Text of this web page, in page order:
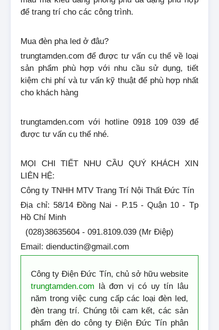
để trang trí cho các công trình.
Mua đèn pha led ở đâu?
trungtamden.com để được tư vấn cụ thể về loại
sản phẩm phù hợp với nhu cầu sử dụng, tiết
kiệm chi phí và tư vấn kỹ thuật để phù hợp nhất
cho khách hàng
trungtamden.com với hotline 0918 109 039 để
được tư vấn cụ thể nhé.
MỌI CHI TIẾT NHU CẦU QUÝ KHÁCH XIN
LIÊN HỆ:
Công ty TNHH MTV Trang Trí Nội Thất Đức Tín
Địa chỉ: 58/14 Đồng Nai - P.15 - Quận 10 - Tp
Hồ Chí Minh
(028)38635604 - 091.8109.039 (Mr Điệp)
Email: dienductin@gmail.com
Công ty Điện Đức Tín, chủ sở hữu website
trungtamden.com là đơn vị có uy tín lâu
năm trong việc cung cấp các loại đèn led,
đèn trang trí. Chúng tôi cam kết, các sản
phẩm đèn do công ty Điện Đức Tín phân